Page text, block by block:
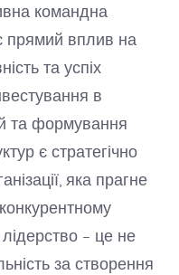
командна
прямий вплив на
та успіх
в
та формування
є стратегічно
яка прагне
– це не
за створення